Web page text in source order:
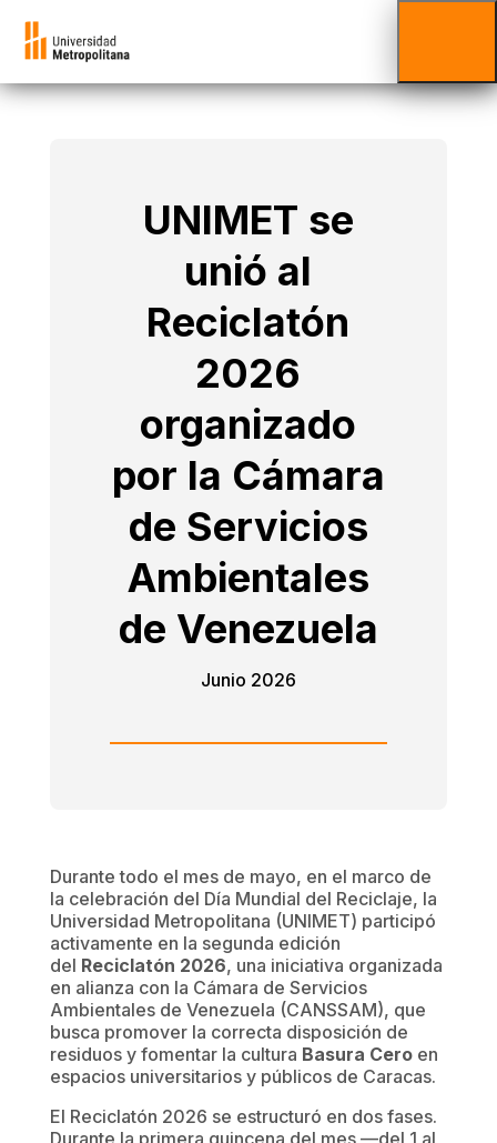
UNIMET se
unió al
Reciclatón
2026
organizado
por la Cámara
de Servicios
Ambientales
de Venezuela
Junio 2026
Durante todo el mes de mayo, en el marco de
la celebración del Día Mundial del Reciclaje, la
Universidad Metropolitana (UNIMET) participó
activamente en la segunda edición
del Reciclatón 2026, una iniciativa organizada
en alianza con la Cámara de Servicios
Ambientales de Venezuela (CANSSAM), que
busca promover la correcta disposición de
residuos y fomentar la cultura Basura Ceroen
espacios universitarios y públicos de Caracas.
El Reciclatón 2026 se estructuró en dos fases.
Durante la primera quincena del mes —del 1 al